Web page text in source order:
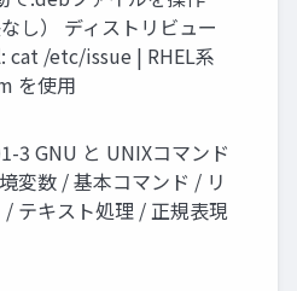
なし） ディストリビュー
cat /etc/issue | RHEL系
を使用
3 GNU と UNIXコマンド
変数 / 基本コマンド / リ
/ テキスト処理 / 正規表現